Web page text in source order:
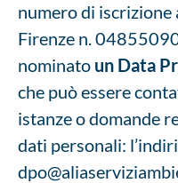
numero di iscrizione
Firenze n.
nominato un Data
che può essere
istanze o domande
dati personali: